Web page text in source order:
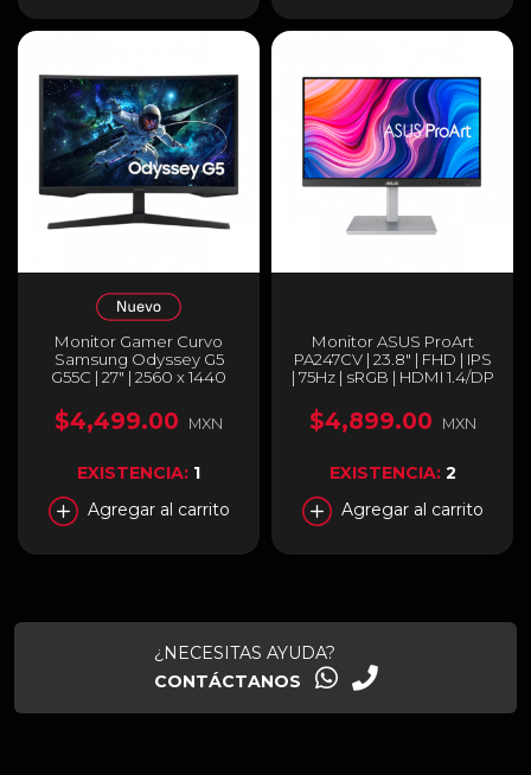
Monitor Gamer Curvo
Samsung Odyssey G5
G55C | 27" | 2560 x 1440
(MPRT) | 1000R | AMD
FreeSync / HDR10 | HDMI
3.5mm | Negro |
LS27CG552ELXZX
$4,499.00 MXN
EXISTENCIA: 1
Agregar al carrito
Monitor ASUS ProArt
PA247CV | 23.8" | FHD | IPS
| 75Hz | sRGB | HDMI 1.4/DP
PA247CV
$4,899.00 MXN
EXISTENCIA: 2
Agregar al carrito
¿NECESITAS AYUDA?
CONTÁCTANOS